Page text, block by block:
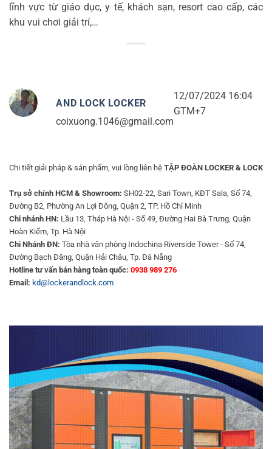
lĩnh vực từ giáo dục, y tế, khách sạn, resort cao cấp, các
khu vui chơi giải trí,…
AND LOCK LOCKER
coixuong.1046@gmail.com
12/07/2024 16:04
GTM+7
Chi tiết giải pháp & sản phẩm, vui lòng liên hệ TẬP ĐOÀN LOCKER & LOCK
Trụ sở chính HCM & Showroom: SH02-22, Sari Town, KĐT Sala, Số 74,
Đường B2, Phường An Lợi Đông, Quận 2, TP. Hồ Chí Minh
Chi nhánh HN: Lầu 13, Tháp Hà Nội - Số 49, Đường Hai Bà Trưng, Quận
Hoàn Kiếm, Tp. Hà Nội
Chi Nhánh ĐN: Tòa nhà văn phòng Indochina Riverside Tower - Số 74,
Đường Bạch Đằng, Quận Hải Châu, Tp. Đà Nẵng
Hotline tư vấn bán hàng toàn quốc: 0938 989 276
Email: kd@lockerandlock.com